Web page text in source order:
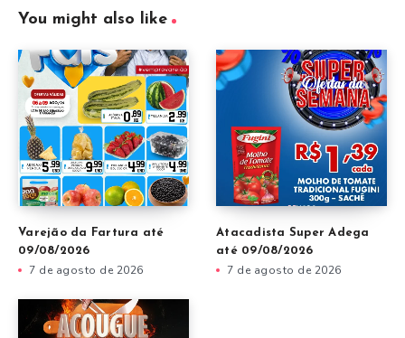
You might also like
Varejão da Fartura até
09/08/2026
7 de agosto de 2026
Atacadista Super Adega
até 09/08/2026
7 de agosto de 2026